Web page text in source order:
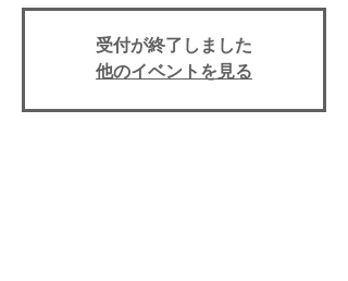
受付が終了しました
他のイベントを見る